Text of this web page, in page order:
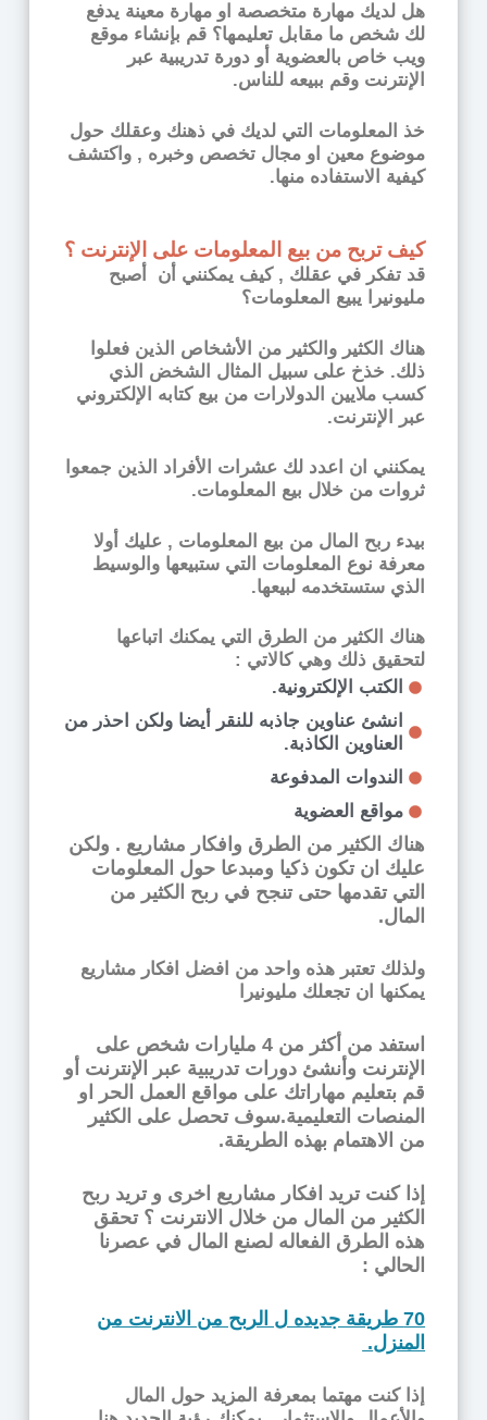
هل لديك مهارة متخصصة او مهارة معينة يدفع
لك شخص ما مقابل تعليمها؟ قم بإنشاء موقع
ويب خاص بالعضوية أو دورة تدريبية عبر
الإنترنت وقم ببيعه للناس.
خذ المعلومات التي لديك في ذهنك وعقلك حول
موضوع معين او مجال تخصص وخبره , واكتشف
كيفية الاستفاده منها.
كيف تربح من بيع المعلومات على الإنترنت ؟
قد تفكر في عقلك , كيف يمكنني أن أصبح
مليونيرا يبيع المعلومات؟
هناك الكثير والكثير من الأشخاص الذين فعلوا
ذلك. خذخ على سبيل المثال الشخض الذي
كسب ملايين الدولارات من بيع كتابه الإلكتروني
عبر الإنترنت.
يمكنني ان اعدد لك عشرات الأفراد الذين جمعوا
ثروات من خلال بيع المعلومات.
بيدء ربح المال من بيع المعلومات , عليك أولا
معرفة نوع المعلومات التي ستبيعها والوسيط
الذي ستستخدمه لبيعها.
هناك الكثير من الطرق التي يمكنك اتباعها
لتحقيق ذلك وهي كالاتي :
الكتب الإلكترونية.
انشئ عناوين جاذبه للنقر أيضا ولكن احذر من
العناوين الكاذبة.
الندوات المدفوعة
مواقع العضوية
هناك الكثير من الطرق وافكار مشاريع . ولكن
عليك ان تكون ذكيا ومبدعا حول المعلومات
التي تقدمها حتى تنجح في ربح الكثير من
المال.
ولذلك تعتبر هذه واحد من افضل افكار مشاريع
يمكنها ان تجعلك مليونيرا
استفد من أكثر من 4 مليارات شخص على
الإنترنت وأنشئ دورات تدريبية عبر الإنترنت أو
قم بتعليم مهاراتك على مواقع العمل الحر او
المنصات التعليمية.سوف تحصل على الكثير
من الاهتمام بهذه الطريقة.
إذا كنت تريد افكار مشاريع اخرى و تريد ربح
الكثير من المال من خلال الانترنت ؟ تحقق
هذه الطرق الفعاله لصنع المال في عصرنا
الحالي :
70 طريقة جديده ل الربح من الانترنت من
المنزل.
إذا كنت مهتما بمعرفة المزيد حول المال